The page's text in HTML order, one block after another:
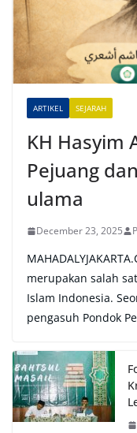
a
t
i
v
ARTIKEL SEJARAH
KH Hasyim
Pejuang
ulama
December 23, 2025
merupakan salah
Islam Indonesia.
pengasuh Pondok